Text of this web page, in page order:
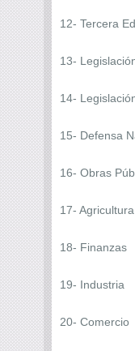
12- Tercera
13-
14-
15- Defensa
16- Obras
17-
18- Finanzas
19- Industria
20- Comercio